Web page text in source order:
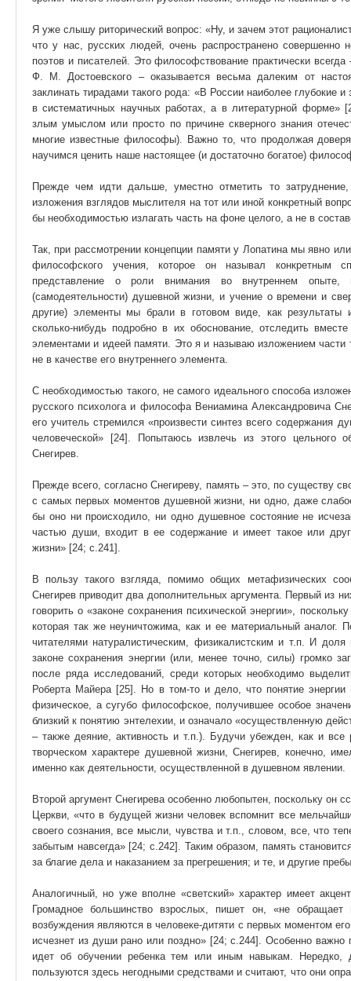
Я уже слышу риторический вопрос: «Ну, и зачем этот
что у нас, русских людей, очень распространено совершенно
поэтов и писателей. Это философствование практически
Ф. М. Достоевского – оказывается весьма далеким от
заклинать тирадами такого рода: «В России наиболее глубокие
в систематичных научных работах, а в литературной форме»
злым умыслом или просто по причине скверного знания
многие известные философы). Важно то, что продолжая
научимся ценить наше настоящее (и достаточно богатое)
Прежде чем идти дальше, уместно отметить то затруднение,
изложения взглядов мыслителя на тот или иной конкретный
бы необходимостью излагать часть на фоне целого, а не в
Так, при рассмотрении концепции памяти у Лопатина мы явно
философского учения, которое он называл конкретным
представление о роли внимания во внутреннем опыте,
(самодеятельности) душевной жизни, и учение о времени и
другие) элементы мы брали в готовом виде, как результаты
сколько-нибудь подробно в их обоснование, отследить
элементами и идеей памяти. Это я и называю изложением части
не в качестве его внутреннего элемента.
С необходимостью такого, не самого идеального способа
русского психолога и философа Вениамина Александровича
его учитель стремился «произвести синтез всего содержания
человеческой» [24]. Попытаюсь извлечь из этого цельного
Снегирев.
Прежде всего, согласно Снегиреву, память – это, по существу
с самых первых моментов душевной жизни, ни одно, даже
бы оно ни происходило, ни одно душевное состояние не
частью души, входит в ее содержание и имеет такое или
жизни» [24; с.241].
В пользу такого взгляда, помимо общих метафизических
Снегирев приводит два дополнительных аргумента. Первый из
говорить о «законе сохранения психической энергии»,
которая так же неуничтожима, как и ее материальный аналог.
читателями натуралистическим, физикалистским и т.п. И
законе сохранения энергии (или, менее точно, силы) громко
после ряда исследований, среди которых необходимо
Роберта Майера [25]. Но в том-то и дело, что понятие
физическое, а сугубо философское, получившее особое
близкий к понятию энтелехии, и означало «осуществленную
– также деяние, активность и т.п.). Будучи убежден, как и все
творческом характере душевной жизни, Снегирев, конечно,
именно как деятельности, осуществленной в душевном явлении.
Второй аргумент Снегирева особенно любопытен, поскольку он
Церкви, «что в будущей жизни человек вспомнит все
своего сознания, все мысли, чувства и т.п., словом, все, что
забытым навсегда» [24; с.242]. Таким образом, память
за благие дела и наказанием за прегрешения; и те, и другие
Аналогичный, но уже вполне «светский» характер имеет
Громадное большинство взрослых, пишет он, «не
возбуждения являются в человеке-дитяти с первых моментом
исчезнет из души рано или поздно» [24; с.244]. Особенно важно
идет об обучении ребенка тем или иным навыкам. Нередко,
пользуются здесь негодными средствами и считают, что они